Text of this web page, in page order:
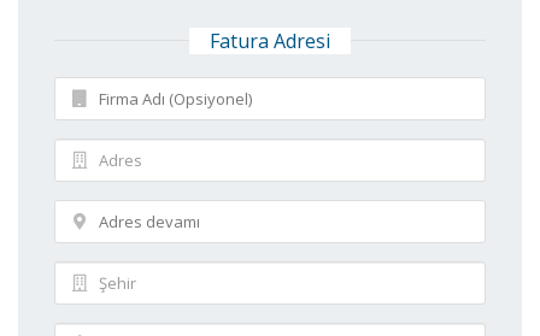
Fatura Adresi